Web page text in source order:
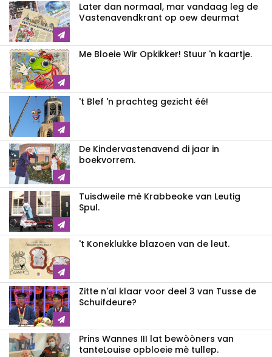
Later dan normaal, mar vandaag leg de
Vastenavendkrant op oew deurmat
Me Bloeie Wir Opkikker! Stuur 'n kaartje.
't Blef 'n prachteg gezicht éé!
De Kindervastenavend di jaar in
boekvorrem.
Tuisdweile mè Krabbeoke van Leutig
Spul.
't Koneklukke blazoen van de leut.
Zitte n'al klaar voor deel 3 van Tusse de
Schuifdeure?
Prins Wannes III lat bewòòners van
tanteLouise opbloeie mè tullep.